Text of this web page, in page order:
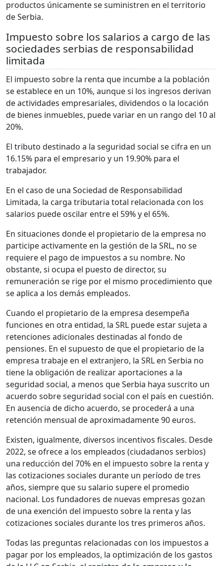
productos únicamente se suministren en el territorio
de Serbia.
Impuesto sobre los salarios a cargo de las
sociedades serbias de responsabilidad
limitada
El impuesto sobre la renta que incumbe a la población
se establece en un 10%, aunque si los ingresos derivan
de actividades empresariales, dividendos o la locación
de bienes inmuebles, puede variar en un rango del 10 al
20%.
El tributo destinado a la seguridad social se cifra en un
16.15% para el empresario y un 19.90% para el
trabajador.
En el caso de una Sociedad de Responsabilidad
Limitada, la carga tributaria total relacionada con los
salarios puede oscilar entre el 59% y el 65%.
En situaciones donde el propietario de la empresa no
participe activamente en la gestión de la SRL, no se
requiere el pago de impuestos a su nombre. No
obstante, si ocupa el puesto de director, su
remuneración se rige por el mismo procedimiento que
se aplica a los demás empleados.
Cuando el propietario de la empresa desempeña
funciones en otra entidad, la SRL puede estar sujeta a
retenciones adicionales destinadas al fondo de
pensiones. En el supuesto de que el propietario de la
empresa trabaje en el extranjero, la SRL en Serbia no
tiene la obligación de realizar aportaciones a la
seguridad social, a menos que Serbia haya suscrito un
acuerdo sobre seguridad social con el país en cuestión.
En ausencia de dicho acuerdo, se procederá a una
retención mensual de aproximadamente 90 euros.
Existen, igualmente, diversos incentivos fiscales. Desde
2022, se ofrece a los empleados (ciudadanos serbios)
una reducción del 70% en el impuesto sobre la renta y
las cotizaciones sociales durante un período de tres
años, siempre que su salario supere el promedio
nacional. Los fundadores de nuevas empresas gozan
de una exención del impuesto sobre la renta y las
cotizaciones sociales durante los tres primeros años.
Todas las preguntas relacionadas con los impuestos a
pagar por los empleados, la optimización de los gastos